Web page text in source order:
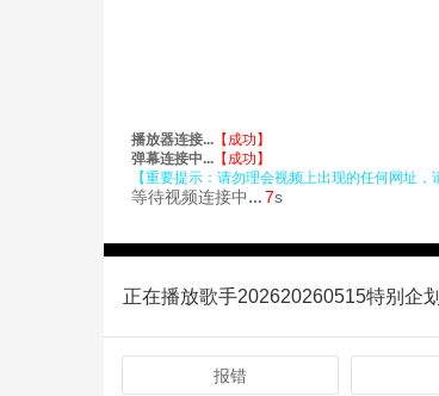
正在播放歌手202620260515特别企划
报错